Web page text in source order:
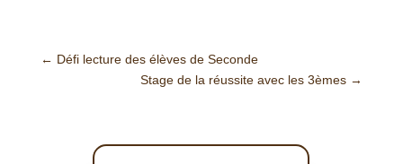
← Défi lecture des élèves de Seconde
Stage de la réussite avec les 3èmes →